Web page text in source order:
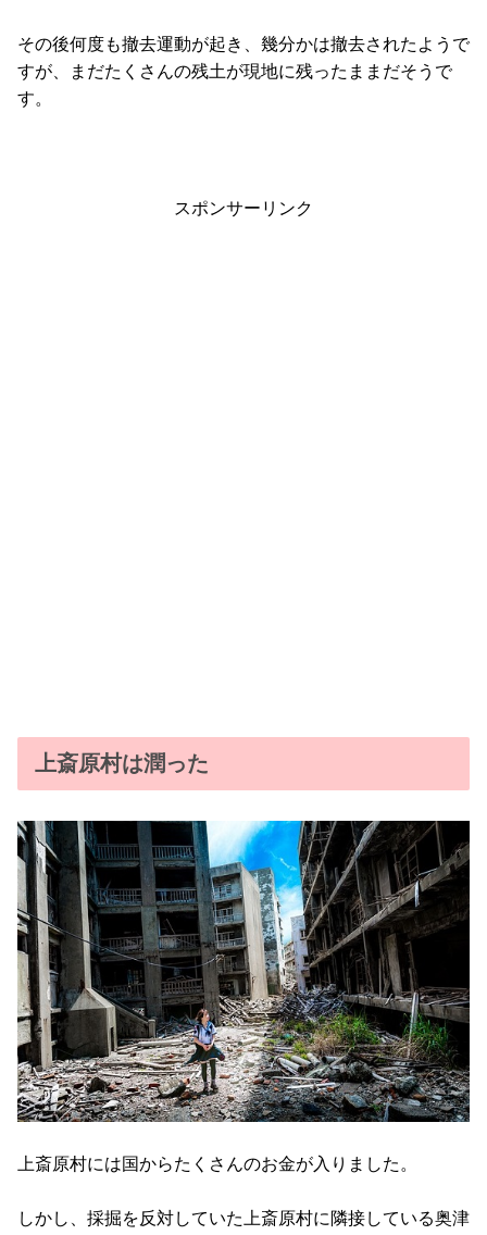
その後何度も撤去運動が起き、幾分かは撤去されたようで
すが、まだたくさんの残土が現地に残ったままだそうで
す。
スポンサーリンク
上斎原村は潤った
上斎原村には国からたくさんのお金が入りました。
しかし、採掘を反対していた上斎原村に隣接している奥津